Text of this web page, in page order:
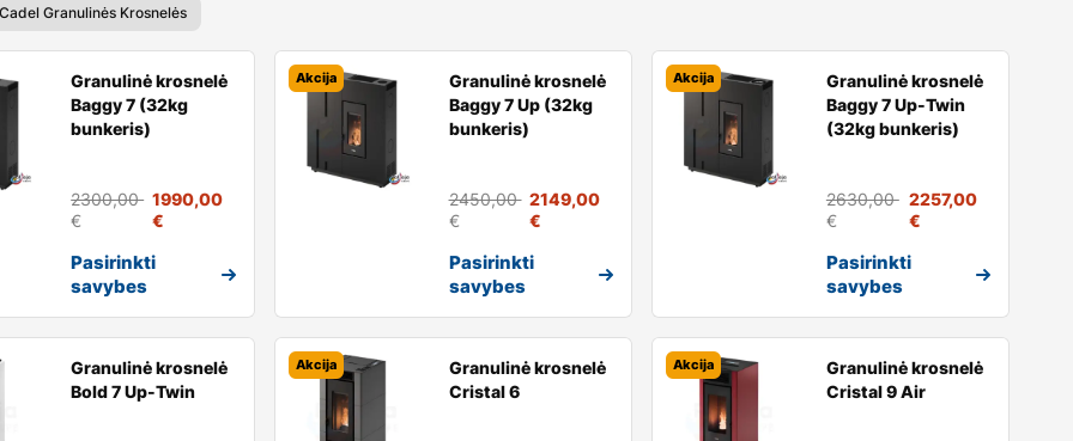
Granulinės Krosnelės
Granulinė krosnelė
Baggy 7 (32kg
bunkeris)
2300,00
€
1990,00
€
Pasirinkti
savybes
Akcija
Granulinė krosnelė
Baggy 7 Up (32kg
bunkeris)
2450,00
€
2149,00
€
Pasirinkti
savybes
Akcija
Granulinė krosnelė
Baggy 7 Up-Twin
(32kg bunkeris)
2630,00
€
2257,00
€
Pasirinkti
savybes
Granulinė krosnelė
Bold 7 Up-Twin
Akcija
Granulinė krosnelė
Cristal 6
Akcija
Granulinė krosnelė
Cristal 9 Air